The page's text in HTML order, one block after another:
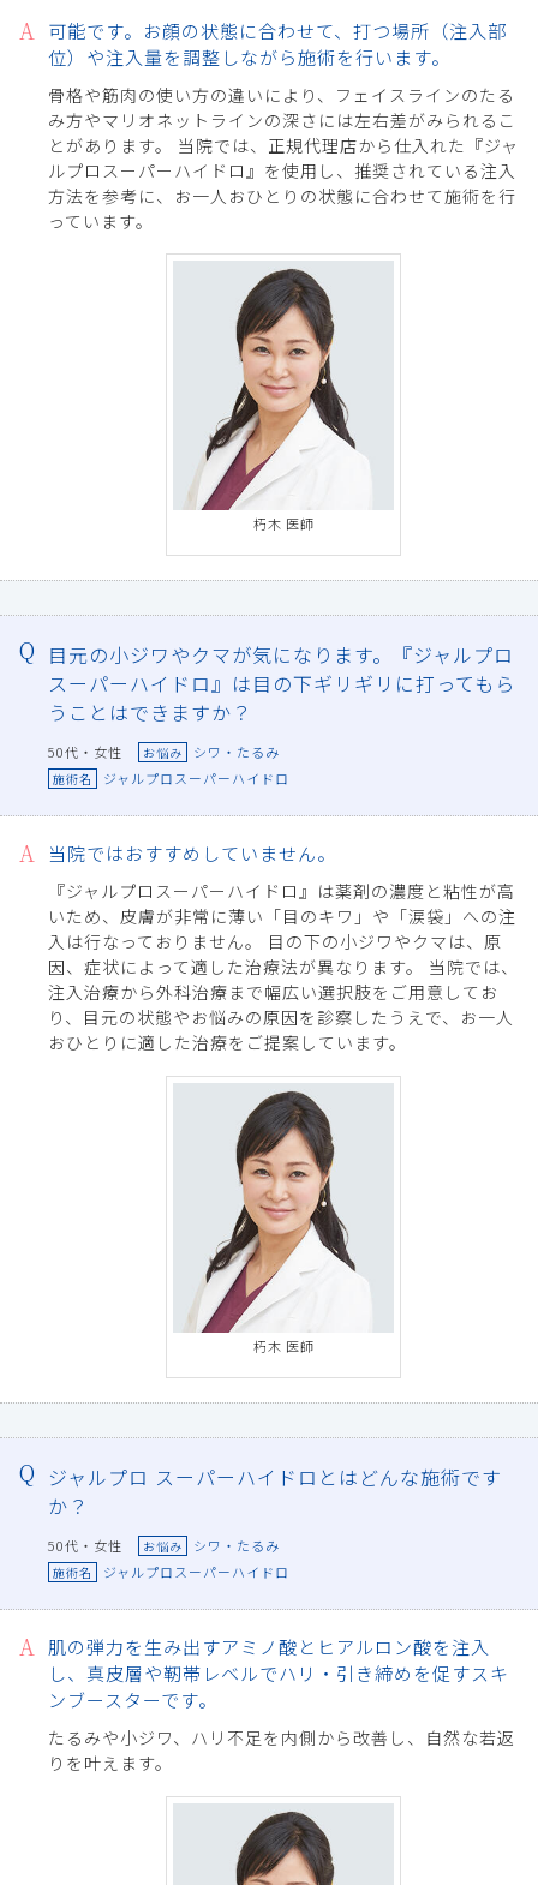
可能です。お顔の状態に合わせて、打つ場所（注入部
位）や注入量を調整しながら施術を行います。
骨格や筋肉の使い方の違いにより、フェイスラインのたる
み方やマリオネットラインの深さには左右差がみられるこ
とがあります。 当院では、正規代理店から仕入れた『ジャ
ルプロスーパーハイドロ』を使用し、推奨されている注入
方法を参考に、お一人おひとりの状態に合わせて施術を行
っています。
朽木 医師
目元の小ジワやクマが気になります。『ジャルプロ
スーパーハイドロ』は目の下ギリギリに打ってもら
うことはできますか？
50代・女性 お悩み シワ・たるみ
施術名 ジャルプロスーパーハイドロ
当院ではおすすめしていません。
『ジャルプロスーパーハイドロ』は薬剤の濃度と粘性が高
いため、皮膚が非常に薄い「目のキワ」や「涙袋」への注
入は行なっておりません。 目の下の小ジワやクマは、原
因、症状によって適した治療法が異なります。 当院では、
注入治療から外科治療まで幅広い選択肢をご用意してお
り、目元の状態やお悩みの原因を診察したうえで、お一人
おひとりに適した治療をご提案しています。
朽木 医師
ジャルプロ スーパーハイドロとはどんな施術です
か？
50代・女性 お悩み シワ・たるみ
施術名 ジャルプロスーパーハイドロ
肌の弾力を生み出すアミノ酸とヒアルロン酸を注入
し、真皮層や靭帯レベルでハリ・引き締めを促すスキ
ンブースターです。
たるみや小ジワ、ハリ不足を内側から改善し、自然な若返
りを叶えます。